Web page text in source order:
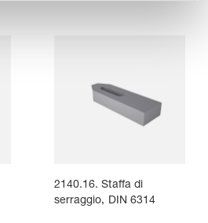
2140.16. Staffa di
serraggio, DIN 6314